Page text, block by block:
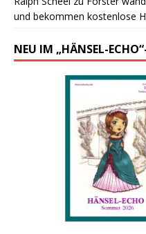
und bekommen kostenlose
NEU IM „HÄNSEL-